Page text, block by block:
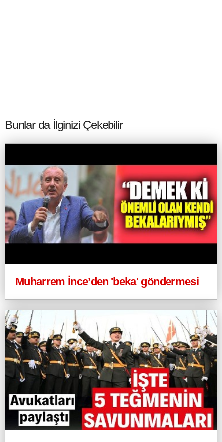
Bunlar da İlginizi Çekebilir
Muharrem İnce’den 'beka' göndermesi